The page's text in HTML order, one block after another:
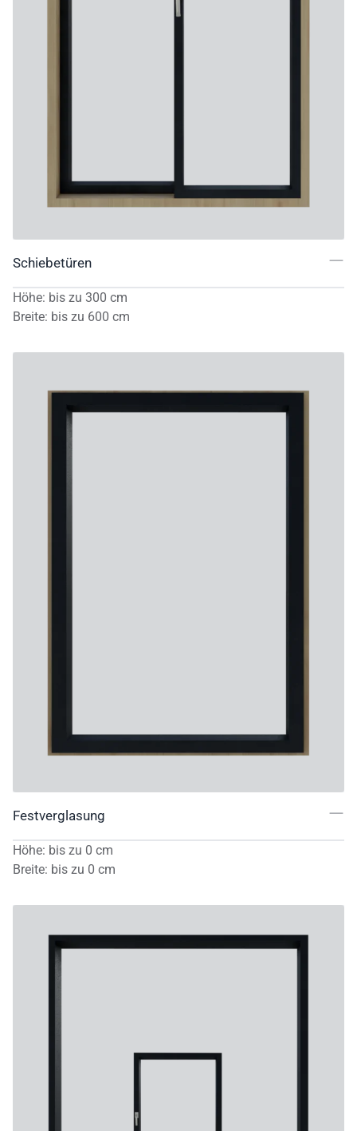
Schiebetüren
Höhe: bis zu 300 cm
Breite: bis zu 600 cm
Festverglasung
Höhe: bis zu 0 cm
Breite: bis zu 0 cm